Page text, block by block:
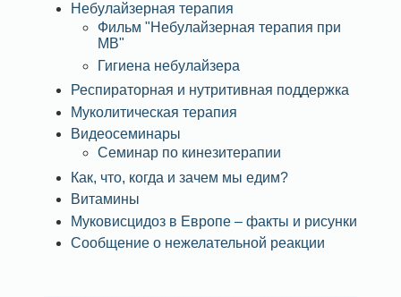
Небулайзерная терапия
Фильм "Небулайзерная терапия при
МВ"
Гигиена небулайзера
Респираторная и нутритивная поддержка
Муколитическая терапия
Видеосеминары
Семинар по кинезитерапии
Как, что, когда и зачем мы едим?
Витамины
Муковисцидоз в Европе – факты и рисунки
Сообщение о нежелательной реакции